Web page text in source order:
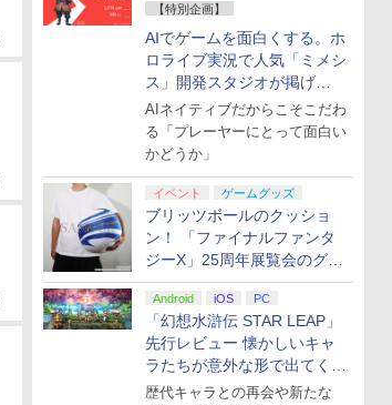
【特別企画】
AIでゲームを面白くする。ホ
ロライブ実況で人気「ミメシ
ス」開発スタジオが掲げ
る“AI活用の信念”とは？【講
演レポート】
AIネイティブだからこそこだわ
る「プレーヤーにとって面白い
かどうか」
イベント ゲームグッズ
ブリッツボールのクッショ
ン！ 「ファイナルファンタ
ジーX」25周年展覧会のグッ
ズ情報が公開
Android iOS PC
「幻想水滸伝 STAR LEAP」
先行レビュー 懐かしいキャ
ラたちが意外な形で出てくる
シリーズ完全新作！
歴代キャラとの再会や新たな